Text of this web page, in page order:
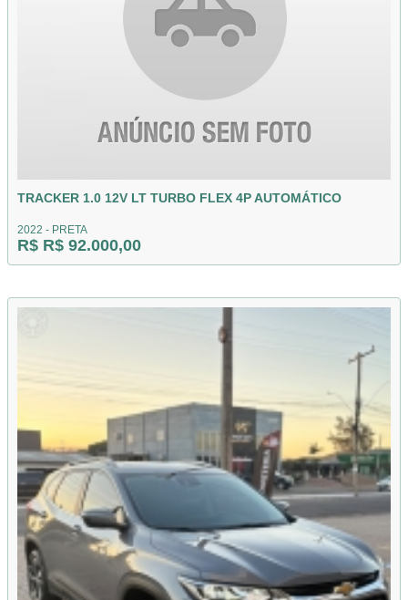
TRACKER 1.0 12V LT TURBO FLEX 4P AUTOMÁTICO
2022 - PRETA
R$ R$ 92.000,00